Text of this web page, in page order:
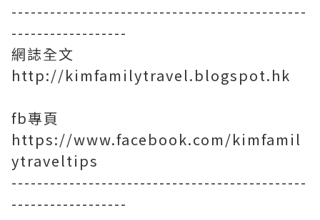
----------------------------------------------
------------------
網誌全文
http://kimfamilytravel.blogspot.hk
fb專頁
https://www.facebook.com/kimfamil
ytraveltips
----------------------------------------------
------------------